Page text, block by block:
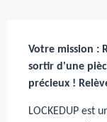
Votre mission :
sortir d'une
précieux !
LOCKEDUP est